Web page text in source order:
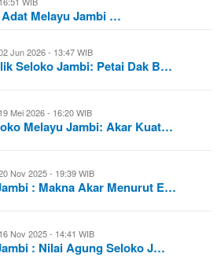
Melayu Jambi …
Jun 2026 - 13:47 WIB
Seloko Jambi: Petai Dak B…
19 Mei 2026 - 16:20 WIB
Melayu Jambi: Akar Kuat…
Nov 2025 - 19:39 WIB
: Makna Akar Menurut E…
16 Nov 2025 - 14:41 WIB
: Nilai Agung Seloko J…